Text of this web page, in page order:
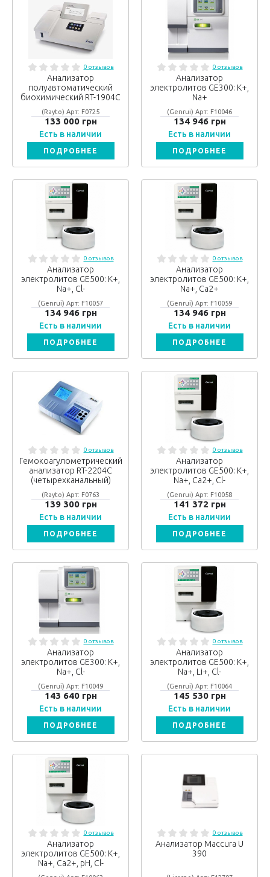
0 отзывов
Анализатор
полуавтоматический
биохимический RT-1904C
(Rayto) Арт: F0725
133 000 грн
Есть в наличии
ПОДРОБНЕЕ
0 отзывов
Анализатор
электролитов GE300: K+,
Na+
(Genrui) Арт: F10046
134 946 грн
Есть в наличии
ПОДРОБНЕЕ
0 отзывов
Анализатор
электролитов GE500: K+,
Na+, Cl-
(Genrui) Арт: F10057
134 946 грн
Есть в наличии
ПОДРОБНЕЕ
0 отзывов
Анализатор
электролитов GE500: K+,
Na+, Ca2+
(Genrui) Арт: F10059
134 946 грн
Есть в наличии
ПОДРОБНЕЕ
0 отзывов
Гемокоагулометрический
анализатор RT-2204C
(четырехканальный)
(Rayto) Арт: F0763
139 300 грн
Есть в наличии
ПОДРОБНЕЕ
0 отзывов
Анализатор
электролитов GE500: K+,
Na+, Ca2+, Cl-
(Genrui) Арт: F10058
141 372 грн
Есть в наличии
ПОДРОБНЕЕ
0 отзывов
Анализатор
электролитов GE300: K+,
Na+, Cl-
(Genrui) Арт: F10049
143 640 грн
Есть в наличии
ПОДРОБНЕЕ
0 отзывов
Анализатор
электролитов GE500: K+,
Na+, Li+, Cl-
(Genrui) Арт: F10064
145 530 грн
Есть в наличии
ПОДРОБНЕЕ
0 отзывов
Анализатор
электролитов GE500: K+,
Na+, Ca2+, pH, Cl-
0 отзывов
Анализатор Maccura U
390